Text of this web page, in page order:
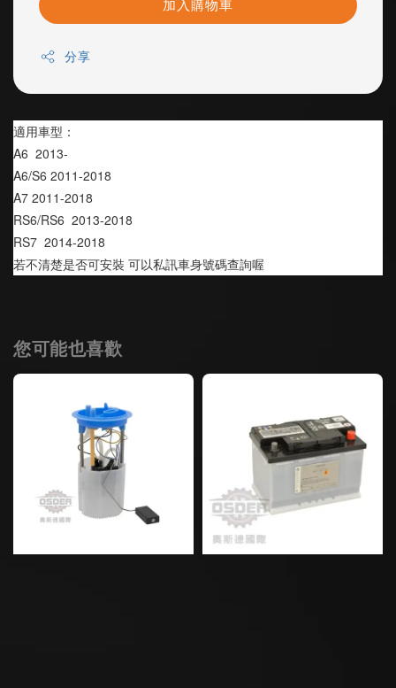
加入購物車
分享
適用車型：
A6  2013-
A6/S6 2011-2018
A7 2011-2018
RS6/RS6  2013-2018
RS7  2014-2018
若不清楚是否可安裝 可以私訊車身號碼查詢喔
您可能也喜歡